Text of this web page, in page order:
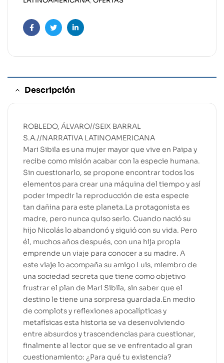
FacebookTwitterLinkedin
Descripción
ROBLEDO, ÁLVARO//SEIX BARRAL
S.A.//NARRATIVA LATINOAMERICANA
Mari Sibila es una mujer mayor que vive en Paipa y
recibe como misión acabar con la especie humana.
Sin cuestionarlo, se propone encontrar todos los
elementos para crear una máquina del tiempo y así
poder impedir la reproducción de esta especie
tan dañina para este planeta.La protagonista es
madre, pero nunca quiso serlo. Cuando nació su
hijo Nicolás lo abandonó y siguió con su vida. Pero
él, muchos años después, con una hija propia
emprende un viaje para conocer a su madre. A
este viaje lo acompaña su amigo Luis, miembro de
una sociedad secreta que tiene como objetivo
frustrar el plan de Mari Sibila, sin saber que el
destino le tiene una sorpresa guardada.En medio
de complots y reflexiones apocalípticas y
metafísicas esta historia se va desenvolviendo
entre absurdos y trascendencias para cuestionar,
finalmente al lector que se ve enfrentado al gran
cuestionamiento: ¿Para qué tu existencia?